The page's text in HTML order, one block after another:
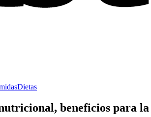
Dietas
beneficios para la